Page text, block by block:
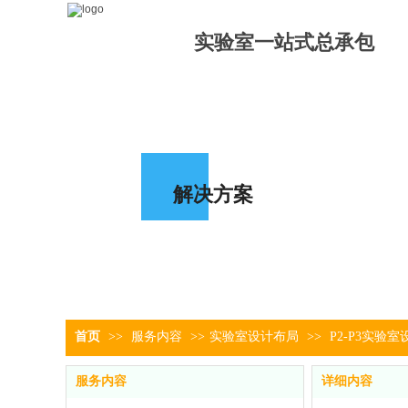
实验室一站式总承包
解决方案
首页 >> 服务内容 >> 实验室设计布局 >> P2-P3实验室
服务内容 详细内容